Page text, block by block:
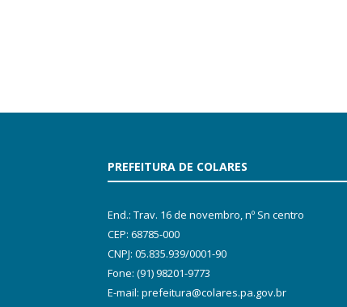
PREFEITURA DE COLARES
End.: Trav. 16 de novembro, nº Sn centro
CEP: 68785-000
CNPJ: 05.835.939/0001-90
Fone: (91) 98201-9773
E-mail: prefeitura@colares.pa.gov.br